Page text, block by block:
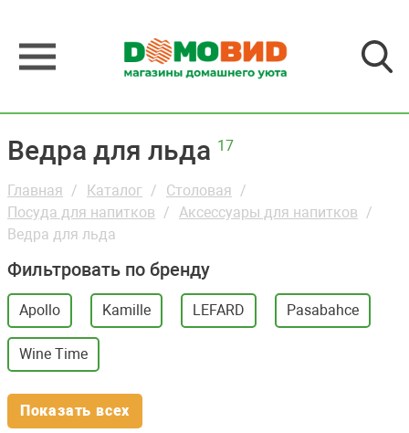
Ведра для льда 17
Главная Каталог
Столовая
Посуда для напитков
Аксессуары для напитков
Ведра для льда
Фильтровать по бренду
Apollo Kamille LEFARD Pasabahce
Wine Time
Показать всех